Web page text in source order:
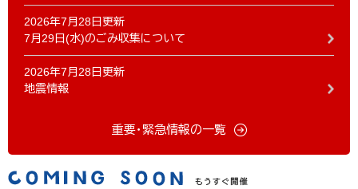
2026年7月28日更新
7月29日(水)のごみ収集について
2026年7月28日更新
地震情報
重要・緊急情報の一覧